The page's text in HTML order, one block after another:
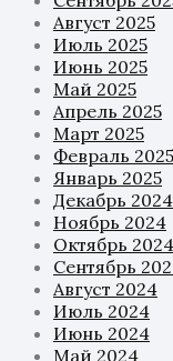
Август 2025
Июль 2025
Июнь 2025
Май 2025
Апрель 2025
Март 2025
Февраль 2025
Январь 2025
Декабрь 2024
Ноябрь 2024
Октябрь 2024
Сентябрь
Август 2024
Июль 2024
Июнь 2024
Май 2024